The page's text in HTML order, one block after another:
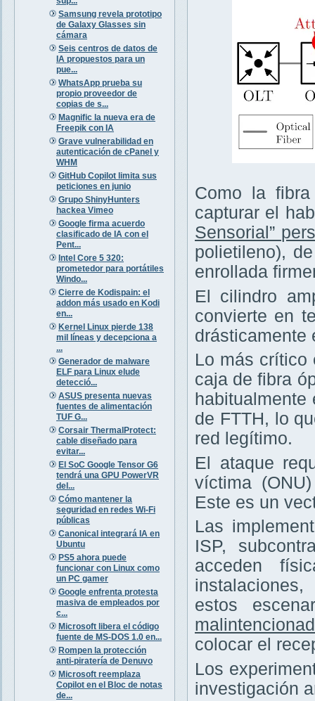
Samsung revela prototipo
de Galaxy Glasses sin
cámara
Seis centros de datos de
IA propuestos para un
pue...
WhatsApp prueba su
propio proveedor de
copias de s...
Magnific la nueva era de
Freepik con IA
Grave vulnerabilidad en
autenticación de cPanel y
WHM
GitHub Copilot limita sus
peticiones en junio
Grupo ShinyHunters
hackea Vimeo
Google firma acuerdo
clasificado de IA con el
Pent...
Intel Core 5 320:
prometedor para portátiles
Windo...
Cierre de Kodispain: el
addon más usado en Kodi
en...
Kernel Linux pierde 138
mil líneas y decepciona a
...
Generador de malware
ELF para Linux elude
detecció...
ASUS presenta nuevas
fuentes de alimentación
TUF G...
Corsair ThermalProtect:
cable diseñado para
evitar...
El SoC Google Tensor G6
tendrá una GPU PowerVR
del...
Cómo mantener la
seguridad en redes Wi-Fi
públicas
Canonical integrará IA en
Ubuntu
PS5 ahora puede
funcionar con Linux como
un PC gamer
Google enfrenta protesta
masiva de empleados por
c...
Microsoft libera el código
fuente de MS-DOS 1.0 en...
Rompen la protección
anti-piratería de Denuvo
Microsoft reemplaza
Copilot en el Bloc de notas
de...
Como la
capturar el
Sensorial”
polietileno),
enrollada
El cilindro
convierte en
drásticamente
Lo más crítico
caja de fibra
de FTTH, lo
red legítimo.
El ataque
víctima
Este es un
Las
ISP,
acceden
estos
colocar el
Los
investigación